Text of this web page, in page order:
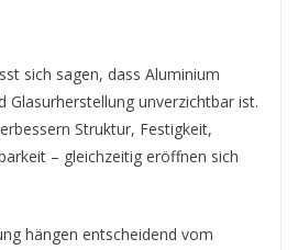
sich sagen, dass Aluminium
Glasurherstellung unverzichtbar ist.
Struktur, Festigkeit,
– gleichzeitig eröffnen sich
hängen entscheidend vom